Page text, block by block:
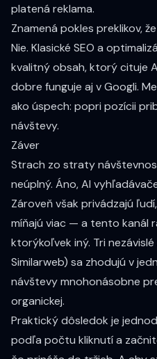
platená reklama.
Znamená pokles preklikov,
Nie. Klasické SEO a
kvalitný obsah, ktorý cituje
dobre funguje aj v Googli.
ako úspech: popri pozícii
návštevy.
Záver
Strach zo straty
neúplný. Áno, AI
Zároveň však privádzajú
míňajú viac — a tento kanál
ktorýkoľvek iný. Tri
Similarweb) sa zhodujú v
návštevy mnohonásobne
organickej.
Praktický dôsledok je
podľa počtu kliknutí a